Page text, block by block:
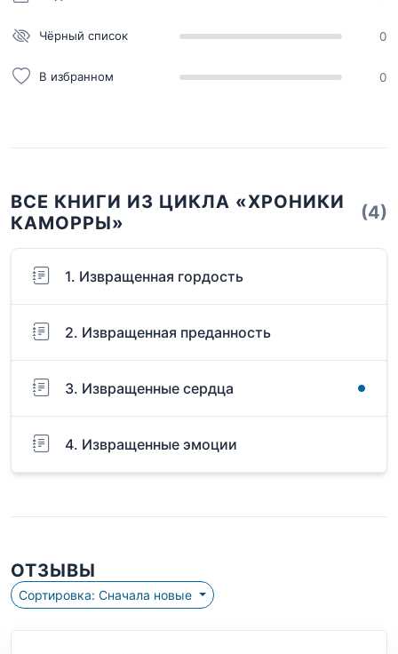
Чёрный список 0
В избранном 0
ВСЕ КНИГИ ИЗ ЦИКЛА «ХРОНИКИ
КАМОРРЫ»
(4)
1. Извращенная гордость
2. Извращенная преданность
3. Извращенные сердца
4. Извращенные эмоции
ОТЗЫВЫ
Сортировка: Сначала новые